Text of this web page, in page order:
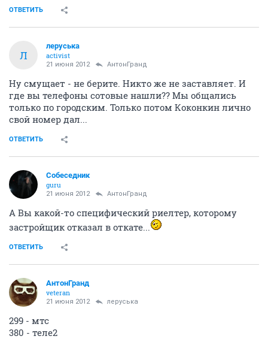
ОТВЕТИТЬ
Л
леруська
activist
21 июня 2012 АнтонГранд
Ну смущает - не берите. Никто же не заставляет. И
где вы телефоны сотовые нашли?? Мы общались
только по городским. Только потом Коконкин лично
свой номер дал...
ОТВЕТИТЬ
Собеседник
guru
21 июня 2012 АнтонГранд
А Вы какой-то специфический риелтер, которому
застройщик отказал в откате...
ОТВЕТИТЬ
АнтонГранд
veteran
21 июня 2012 леруська
299 - мтс
380 - теле2